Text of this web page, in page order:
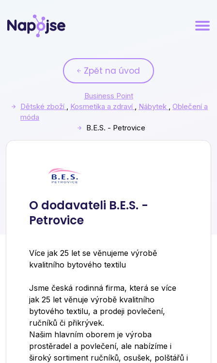
Zpět na úvod
Business Point
Dětské zboží , Kosmetika a zdraví , Nábytek , Oblečení a
móda
B.E.S. - Petrovice
O dodavateli B.E.S. -
Petrovice
Více jak 25 let se věnujeme výrobě
kvalitního bytového textilu
Jsme česká rodinná firma, která se více
jak 25 let věnuje výrobě kvalitního
bytového textilu, a prodeji povlečení,
ručníků či přikrývek.
Našim hlavním oborem je výroba
prostěradel a povlečení, ale nabízíme i
široký sortiment ručníků, osušek, polštářů i